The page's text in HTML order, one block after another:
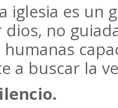
iglesia es un
dios, no
a buscar la